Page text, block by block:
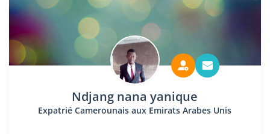
Ndjang nana yanique
Expatrié Camerounais aux Emirats Arabes Unis